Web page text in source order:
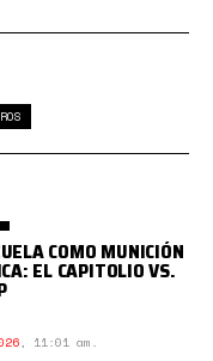
COMO MUNICIÓN
EL CAPITOLIO VS.
, 11:01 am.